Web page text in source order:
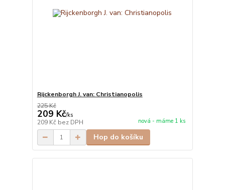
Rijckenborgh J. van: Christianopolis
225 Kč
209 Kč/ks
209 Kč bez DPH nová - máme 1 ks
Hop do košíku